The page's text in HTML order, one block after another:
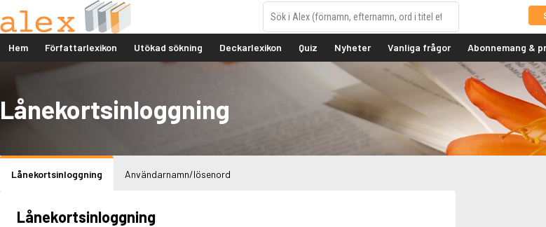
Hem Författarlexikon Utökad sökning Deckarlexikon Quiz Nyheter Vanliga frågor Abonnemang &
Lånekortsinloggning
Lånekortsinloggning Användarnamn/lösenord
Lånekortsinloggning